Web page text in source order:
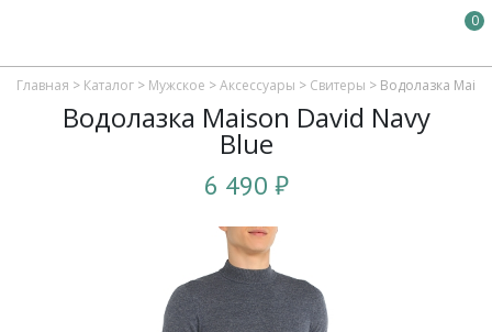
0
Главная > Каталог > Мужское >Аксессуары > Свитеры > Водолазка
Водолазка Maison David Navy
Blue
6 490 ₽